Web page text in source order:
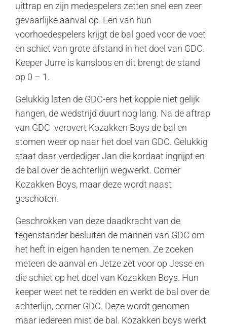
uittrap en zijn medespelers zetten snel een zeer
gevaarlijke aanval op. Een van hun
voorhoedespelers krijgt de bal goed voor de voet
en schiet van grote afstand in het doel van GDC.
Keeper Jurre is kansloos en dit brengt de stand
op 0 – 1.
Gelukkig laten de GDC-ers het koppie niet gelijk
hangen, de wedstrijd duurt nog lang. Na de aftrap
van GDC verovert Kozakken Boys de bal en
stomen weer op naar het doel van GDC. Gelukkig
staat daar verdediger Jan die kordaat ingrijpt en
de bal over de achterlijn wegwerkt. Corner
Kozakken Boys, maar deze wordt naast
geschoten.
Geschrokken van deze daadkracht van de
tegenstander besluiten de mannen van GDC om
het heft in eigen handen te nemen. Ze zoeken
meteen de aanval en Jetze zet voor op Jesse en
die schiet op het doel van Kozakken Boys. Hun
keeper weet net te redden en werkt de bal over de
achterlijn, corner GDC. Deze wordt genomen
maar iedereen mist de bal. Kozakken boys werkt